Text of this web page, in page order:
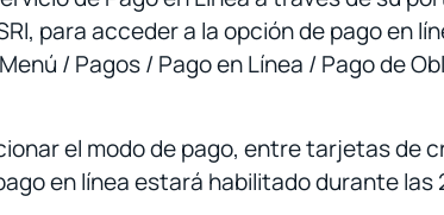
para acceder a la opción de pago en
/ Pagos / Pago en Línea / Pago de
el modo de pago, entre tarjetas de
en línea estará habilitado durante las